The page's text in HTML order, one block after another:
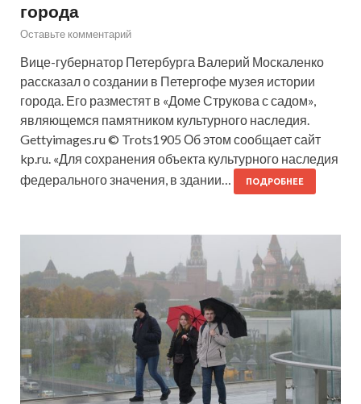
города
Оставьте комментарий
Вице-губернатор Петербурга Валерий Москаленко
рассказал о создании в Петергофе музея истории
города. Его разместят в «Доме Струкова с садом»,
являющемся памятником культурного наследия.
Gettyimages.ru © Trots1905 Об этом сообщает сайт
kp.ru. «Для сохранения объекта культурного наследия
федерального значения, в здании…
ПОДРОБНЕЕ